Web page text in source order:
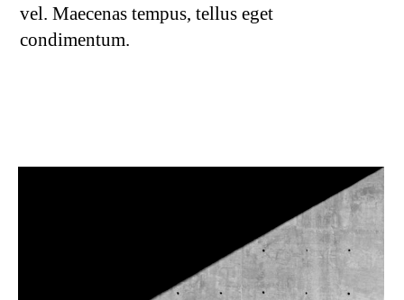
vel. Maecenas tempus, tellus eget
condimentum.